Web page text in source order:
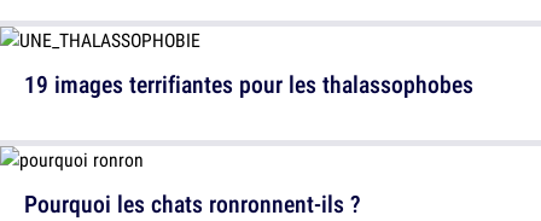
19 images terrifiantes pour les thalassophobes
Pourquoi les chats ronronnent-ils ?